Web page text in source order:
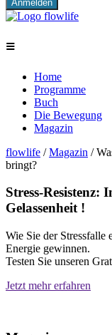
≡
Home
Programme
Buch
Die Bewegung
Magazin
flowlife /Magazin /
bringt?
Stress-Resistenz:
Gelassenheit !
Wie Sie der Stressfalle
Energie gewinnen.
Testen Sie unseren
Jetzt mehr erfahren